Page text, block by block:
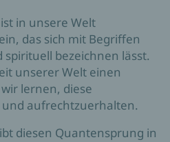
in unsere Welt
das sich mit Begriffen
bezeichnen lässt.
unserer Welt einen
lernen, diese
aufrechtzuerhalten.
diesen Quantensprung in